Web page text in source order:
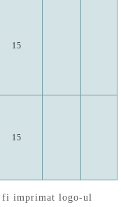
15
15
fi imprimat logo-ul